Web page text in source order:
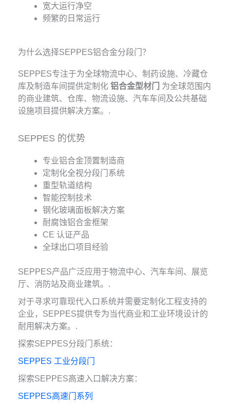
宽大运行净空
频繁的日常运行
为什么选择SEPPES铝合金分段门？
SEPPES专注于为全球物流中心、制药设施、冷藏仓
库及制造车间提供定制化 铝合金型材门
为全球范围内
的商业建筑、仓库、物流设施、汽车车间及公共基础
设施项目提供解决方案。.
SEPPES 的优势
专业铝合金顶置制造商
定制化全视分段门系统
重型轨道结构
智能控制技术
钢化玻璃面板解决方案
耐腐蚀铝合金框架
CE 认证产品
全球出口项目经验
SEPPES产品广泛应用于物流中心、汽车车间、展览
厅、消防站及商业建筑。.
对于寻求可靠现代入口系统并需要定制化工程支持的
企业，SEPPES提供专为当代商业和工业环境设计的
耐用解决方案。.
探索SEPPES分段门系统：
SEPPES 工业分段门
探索SEPPES高速入口解决方案：
SEPPES高速门系列